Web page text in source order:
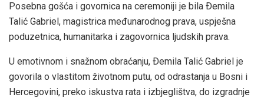
Posebna gošća i govornica na ceremoniji je bila Ðemila
Talić Gabriel, magistrica međunarodnog prava, uspješna
poduzetnica, humanitarka i zagovornica ljudskih prava.
U emotivnom i snažnom obraćanju, Ðemila Talić Gabriel je
govorila o vlastitom životnom putu, od odrastanja u Bosni i
Hercegovini, preko iskustva rata i izbjeglištva, do izgradnje